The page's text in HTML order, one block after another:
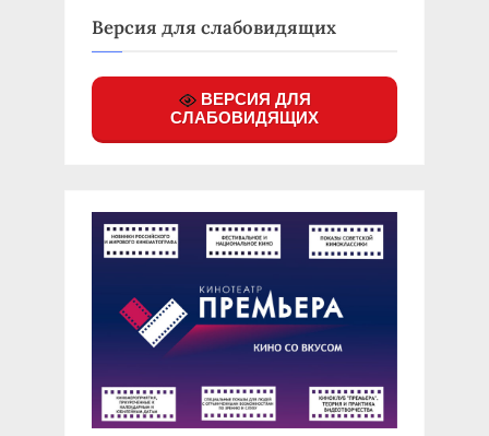
Версия для слабовидящих
ВЕРСИЯ ДЛЯ
СЛАБОВИДЯЩИХ